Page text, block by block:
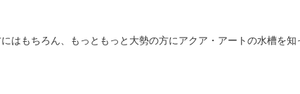
はもちろん、もっともっと大勢の方にアクア・アートの水槽を